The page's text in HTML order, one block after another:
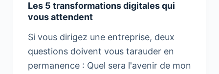
Les 5 transformations digitales qui
vous attendent
Si vous dirigez une entreprise, deux
questions doivent vous tarauder en
permanence : Quel sera l'avenir de mon